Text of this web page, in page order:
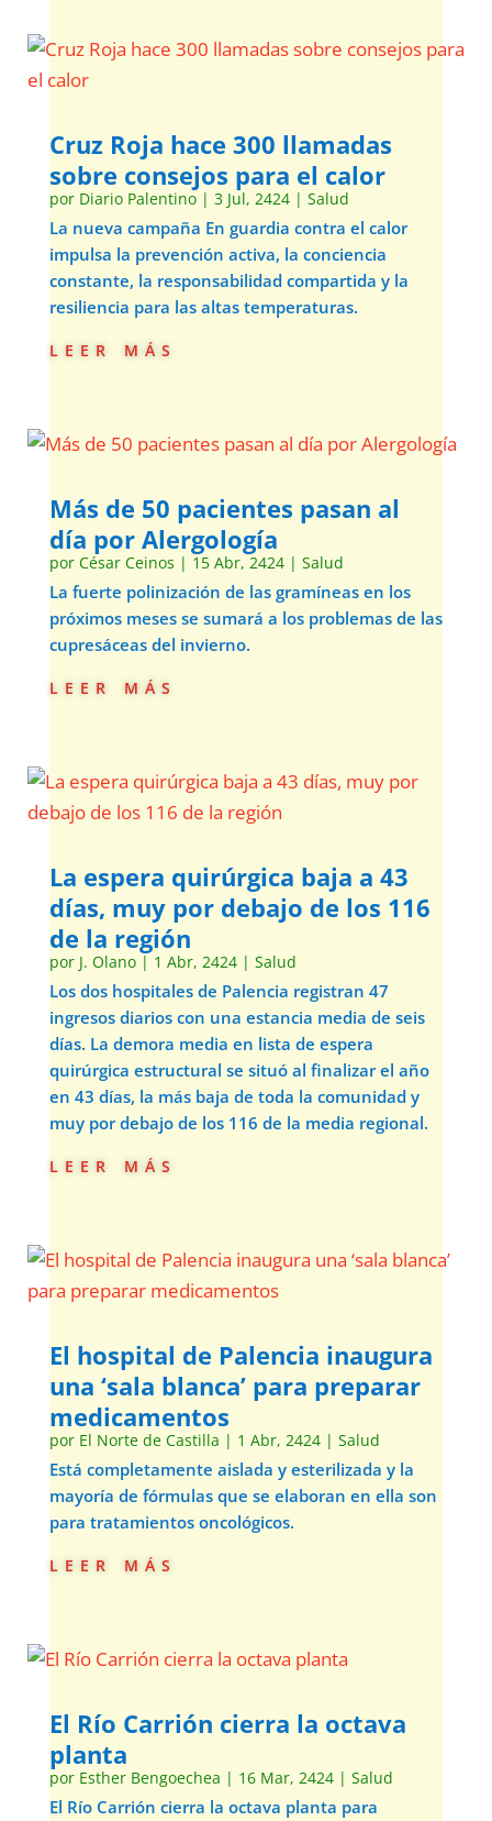
Cruz Roja hace 300 llamadas
sobre consejos para el calor
por Diario Palentino| 3 Jul, 2424| Salud
La nueva campaña En guardia contra el calor
impulsa la prevención activa, la conciencia
constante, la responsabilidad compartida y la
resiliencia para las altas temperaturas.
leer más
Más de 50 pacientes pasan al
día por Alergología
por César Ceinos | 15 Abr, 2424| Salud
La fuerte polinización de las gramíneas en los
próximos meses se sumará a los problemas de las
cupresáceas del invierno.
leer más
La espera quirúrgica baja a 43
días, muy por debajo de los 116
de la región
por J. Olano| 1 Abr, 2424| Salud
Los dos hospitales de Palencia registran 47
ingresos diarios con una estancia media de seis
días. La demora media en lista de espera
quirúrgica estructural se situó al finalizar el año
en 43 días, la más baja de toda la comunidad y
muy por debajo de los 116 de la media regional.
leer más
El hospital de Palencia inaugura
una ‘sala blanca’ para preparar
medicamentos
por El Norte de Castilla | 1 Abr, 2424| Salud
Está completamente aislada y esterilizada y la
mayoría de fórmulas que se elaboran en ella son
para tratamientos oncológicos.
leer más
El Río Carrión cierra la octava
planta
por Esther Bengoechea | 16 Mar, 2424| Salud
El Río Carrión cierra la octava planta para